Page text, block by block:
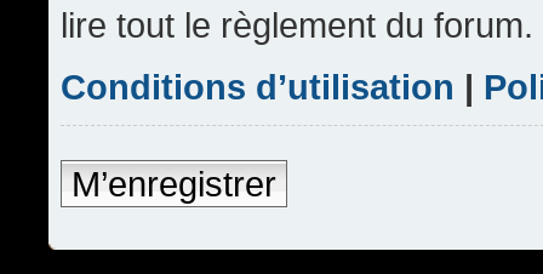
lire tout le règlement du forum.
Conditions d’utilisation |
M’enregistrer